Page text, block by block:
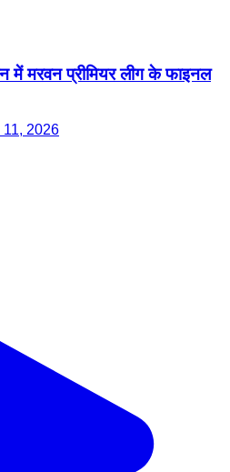
में मरवन प्रीमियर लीग के फाइनल
11, 2026